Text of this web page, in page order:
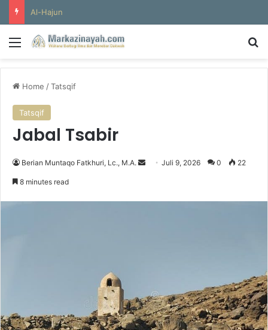
Al-Hajun
Menu
Home /Tatsqif
Tatsqif
Jabal Tsabir
Berian Muntaqo Fatkhuri, Lc., M.A.
l
Juli 9, 2026 0 22
8 minutes read